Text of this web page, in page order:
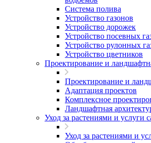
Система полива
Устройство газонов
Устройство дорожек
Устройство посевных
Устройство рулонных
Устройство цветников
Проектирование и
Проектирование и
Адаптация проектов
Комплексное
Ландшафтная
Уход за растениями и услуги
Уход за растениями и